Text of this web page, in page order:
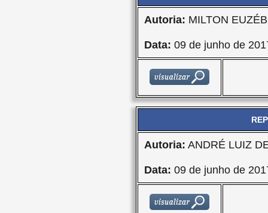
Autoria: MILTON
Data: 09 de junho de
Autoria: ANDRÉ LUIZ
Data: 09 de junho de